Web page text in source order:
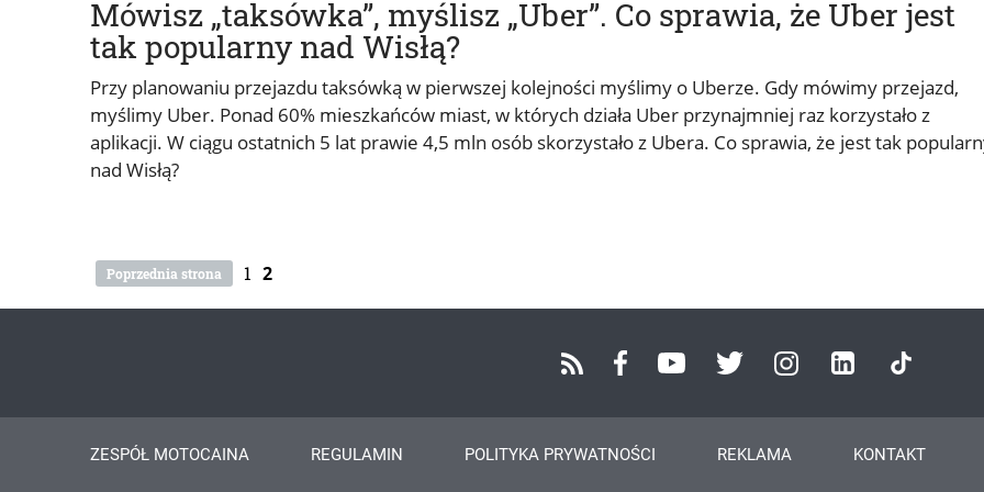
Mówisz „taksówka”, myślisz „Uber”. Co sprawia, że Uber jest
tak popularny nad Wisłą?
Przy planowaniu przejazdu taksówką w pierwszej kolejności myślimy o Uberze. Gdy mówimy przejazd,
myślimy Uber. Ponad 60% mieszkańców miast, w których działa Uber przynajmniej raz korzystało z
aplikacji. W ciągu ostatnich 5 lat prawie 4,5 mln osób skorzystało z Ubera. Co sprawia, że jest tak
nad Wisłą?
Poprzednia strona 1 2
ZESPÓŁ MOTOCAINA REGULAMIN POLITYKA PRYWATNOŚCI REKLAMA KONTAKT